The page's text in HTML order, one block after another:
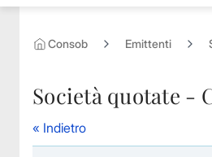
Consob Emittenti
Società quotate -
« Indietro